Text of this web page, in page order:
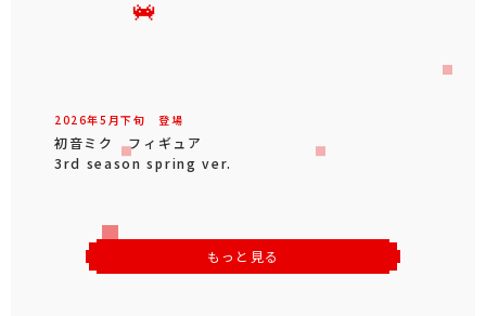
2026年5 月下旬 登場
初音ミク フィギュア
3rd season spring ver.
もっと見る